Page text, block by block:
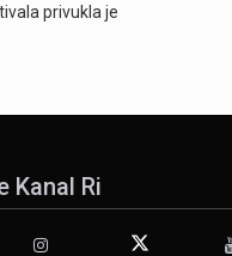
privukla je
Kanal Ri